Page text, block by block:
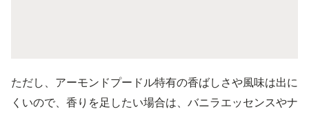
ただし、アーモンドプードル特有の香ばしさや風味は出に
くいので、香りを足したい場合は、バニラエッセンスやナ